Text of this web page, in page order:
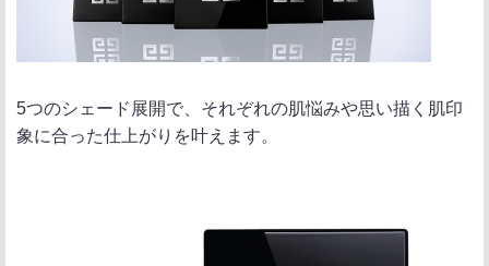
5つのシェード展開で、それぞれの肌悩みや思い描く肌印
象に合った仕上がりを叶えます。